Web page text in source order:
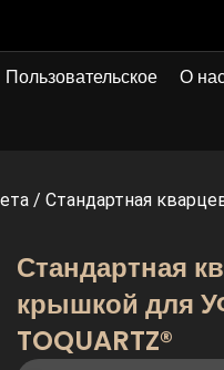
Пользовательское О
/ Стандартная
Стандартная
крышкой для
TOQUARTZ®